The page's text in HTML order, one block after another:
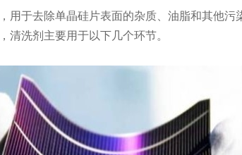
用于去除单晶硅片表面的杂质、油脂和其他
洗剂主要用于以下几个环节。